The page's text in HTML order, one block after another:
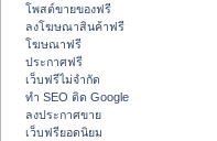
โพสต์ขายของฟรี
ลงโฆษณาสินค้าฟรี
โฆษณาฟรี
ประกาศฟรี
เว็บฟรีไม่จำกัด
ทำ SEO ติด Google
ลงประกาศขาย
เว็บฟรียอดนิยม